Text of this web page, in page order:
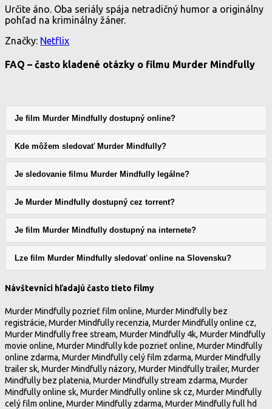
Určite áno. Oba seriály spája netradičný humor a originálny
pohľad na kriminálny žáner.
Značky: Netflix
FAQ – často kladené otázky o filmu Murder Mindfully
Je film Murder Mindfully dostupný online?
Kde môžem sledovať Murder Mindfully?
Je sledovanie filmu Murder Mindfully legálne?
Je Murder Mindfully dostupný cez torrent?
Je film Murder Mindfully dostupný na internete?
Lze film Murder Mindfully sledovať online na Slovensku?
Návštevníci hľadajú často tieto filmy
Murder Mindfully pozrieť film online, Murder Mindfully bez
registrácie, Murder Mindfully recenzia, Murder Mindfully online cz,
Murder Mindfully free stream, Murder Mindfully 4k, Murder Mindfully
movie online, Murder Mindfully kde pozrieť online, Murder Mindfully
online zdarma, Murder Mindfully celý film zdarma, Murder Mindfully
trailer sk, Murder Mindfully názory, Murder Mindfully trailer, Murder
Mindfully bez platenia, Murder Mindfully stream zdarma, Murder
Mindfully online sk, Murder Mindfully online sk cz, Murder Mindfully
celý film online, Murder Mindfully zdarma, Murder Mindfully full hd